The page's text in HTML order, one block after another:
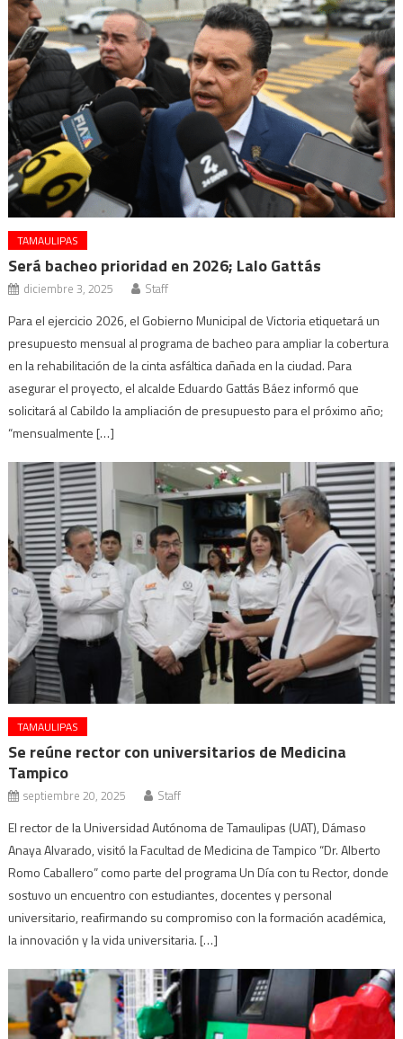
TAMAULIPAS
Será bacheo prioridad en 2026; Lalo Gattás
diciembre 3, 2025 Staff
Para el ejercicio 2026, el Gobierno Municipal de Victoria etiquetará un
presupuesto mensual al programa de bacheo para ampliar la cobertura
en la rehabilitación de la cinta asfáltica dañada en la ciudad. Para
asegurar el proyecto, el alcalde Eduardo Gattás Báez informó que
solicitará al Cabildo la ampliación de presupuesto para el próximo año;
“mensualmente […]
TAMAULIPAS
Se reúne rector con universitarios de Medicina
Tampico
septiembre 20, 2025 Staff
El rector de la Universidad Autónoma de Tamaulipas (UAT), Dámaso
Anaya Alvarado, visitó la Facultad de Medicina de Tampico “Dr. Alberto
Romo Caballero” como parte del programa Un Día con tu Rector, donde
sostuvo un encuentro con estudiantes, docentes y personal
universitario, reafirmando su compromiso con la formación académica,
la innovación y la vida universitaria. […]